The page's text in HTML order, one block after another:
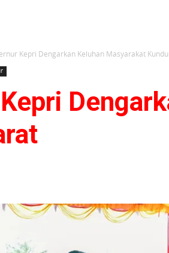
Kepri Dengarkan Keluhan Masyarakat